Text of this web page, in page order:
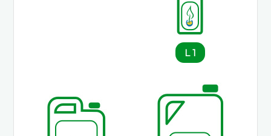
1 L